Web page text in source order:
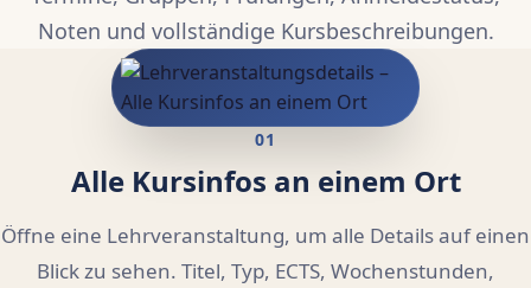
Noten und vollständige Kursbeschreibungen.
01
Alle Kursinfos an einem Ort
Öffne eine Lehrveranstaltung, um alle Details auf einen
Blick zu sehen. Titel, Typ, ECTS, Wochenstunden,